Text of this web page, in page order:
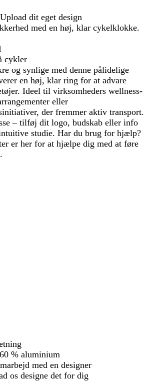
Upload dit eget design
med en høj, klar cykelklokke.
cykler
og synlige med denne pålidelige
en høj, klar ring for at advare
Ideel til virksomheders wellness-
eller
der fremmer aktiv transport.
– tilføj dit logo, budskab eller info
studie. Har du brug for hjælp?
er her for at hjælpe dig med at føre
% aluminium
med en designer
os designe det for dig